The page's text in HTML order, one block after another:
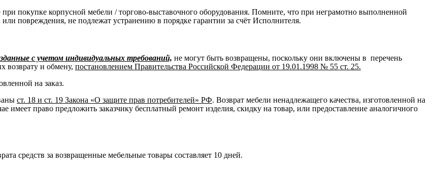
покупке корпусной мебели / торгово-выставочного оборудования. Помните, что при неграмотно выполненной
повреждения, не подлежат устранению в порядке гарантии за счёт Исполнителя.
с учетом индивидуальных требований, не могут быть возвращены, поскольку они включены в перечень
возврату и обмену, постановлением Правительства Российской Федерации от 19.01.1998 № 55 ст. 25.
на заказ.
ст. 18 и ст. 19 Закона «О защите прав потребителей» РФ. Возврат мебели ненадлежащего качества, изготовленной на
имеет право предложить заказчику бесплатный ремонт изделия, скидку на товар, или предоставление аналогичного
средств за возвращенные мебельные товары составляет 10 дней.